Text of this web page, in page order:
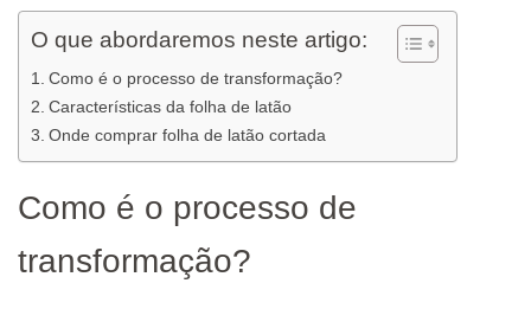
O que abordaremos neste artigo:
Como é o processo de transformação?
Características da folha de latão
Onde comprar folha de latão cortada
Como é o processo de
transformação?